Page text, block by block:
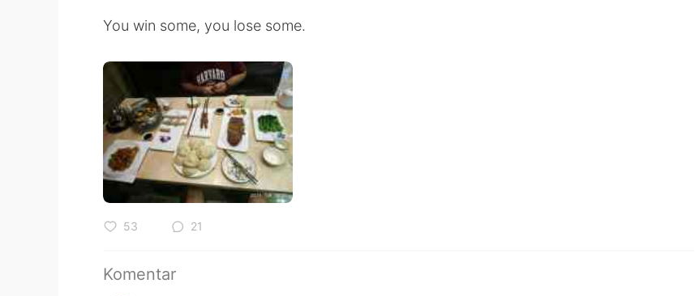
You win some, you lose some.
53 21
Komentar